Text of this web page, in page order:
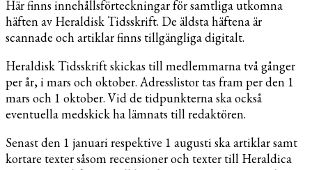
Här finns innehållsförteckningar för samtliga utkomna
häften av Heraldisk Tidsskrift. De äldsta häftena är
scannade och artiklar finns tillgängliga digitalt.
Heraldisk Tidsskrift skickas till medlemmarna två gånger
per år, i mars och oktober. Adresslistor tas fram per den 1
mars och 1 oktober. Vid de tidpunkterna ska också
eventuella medskick ha lämnats till redaktören.
Senast den 1 januari respektive 1 augusti ska artiklar samt
kortare texter såsom recensioner och texter till Heraldica